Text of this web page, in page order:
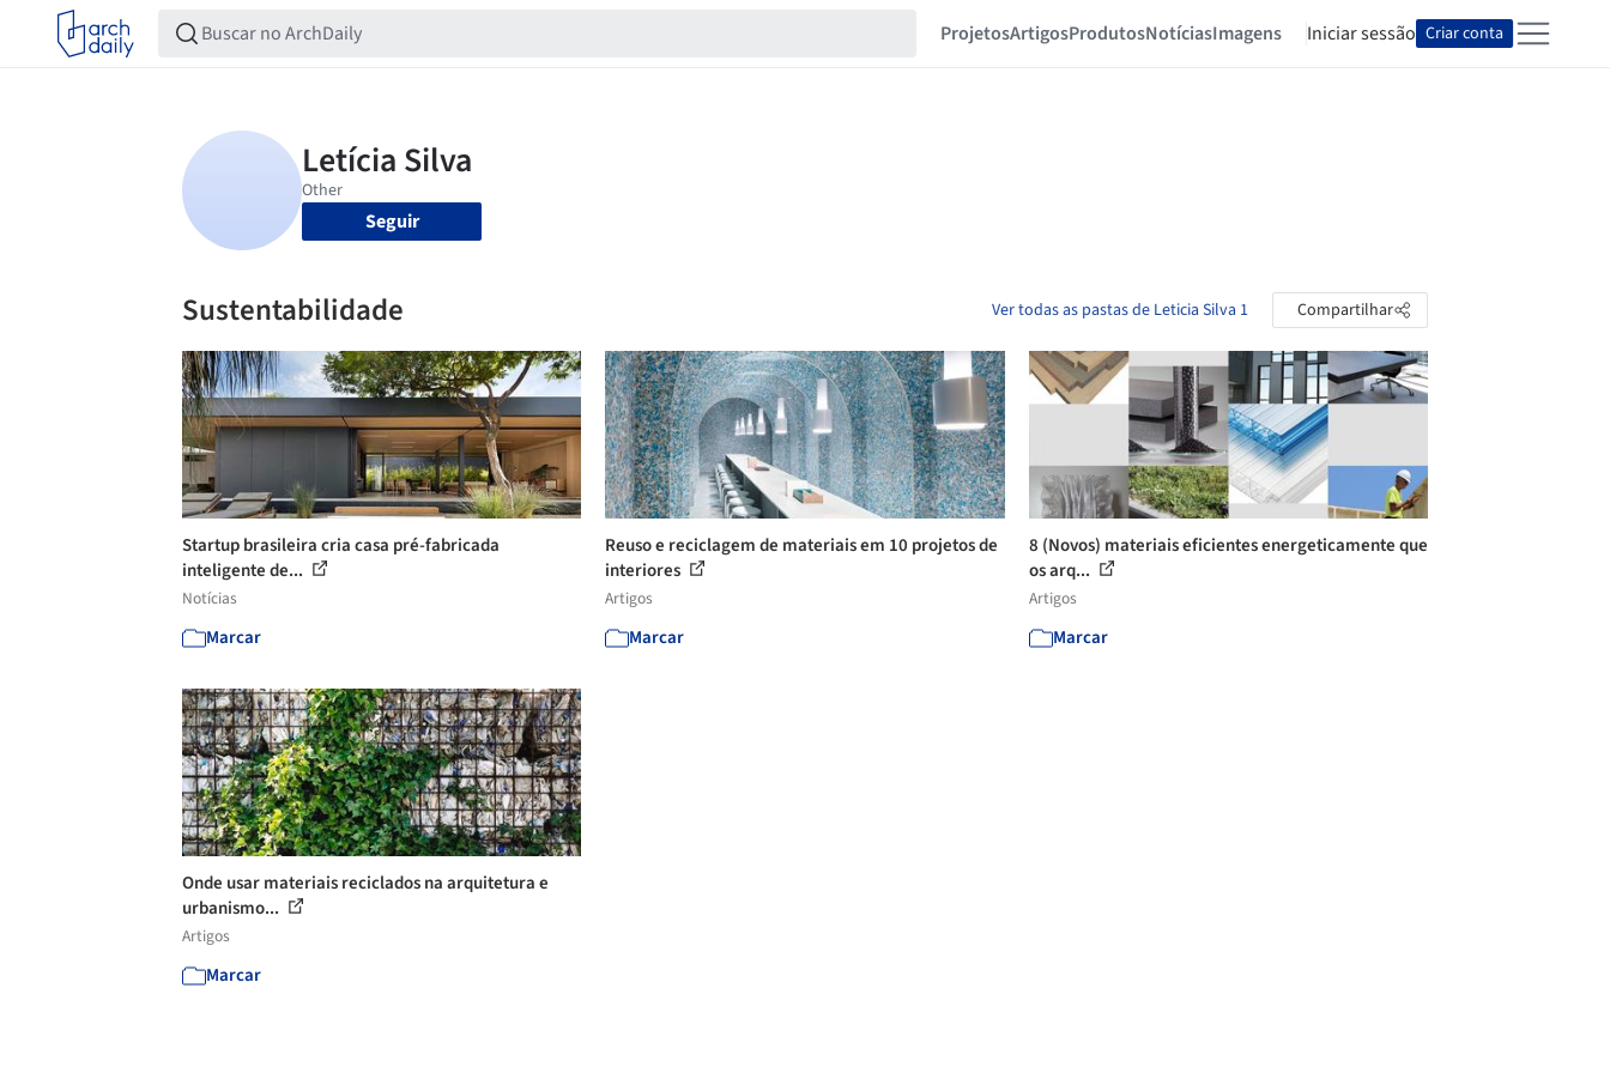
ProjetosArtigosProdutosNotíciasImagens Iniciar sessão Criar conta
Seguir
Sustentabilidade Ver todas as pastas de Leticia Silva 1 Compartilhar
Startup brasileira cria casa pré-fabricada
inteligente de...
Notícias
Marcar
Reuso e reciclagem de materiais em 10 projetos de
interiores
Artigos
Marcar
8 (Novos) materiais eficientes energeticamente que
os arq...
Artigos
Marcar
Onde usar materiais reciclados na arquitetura e
urbanismo...
Artigos
Marcar